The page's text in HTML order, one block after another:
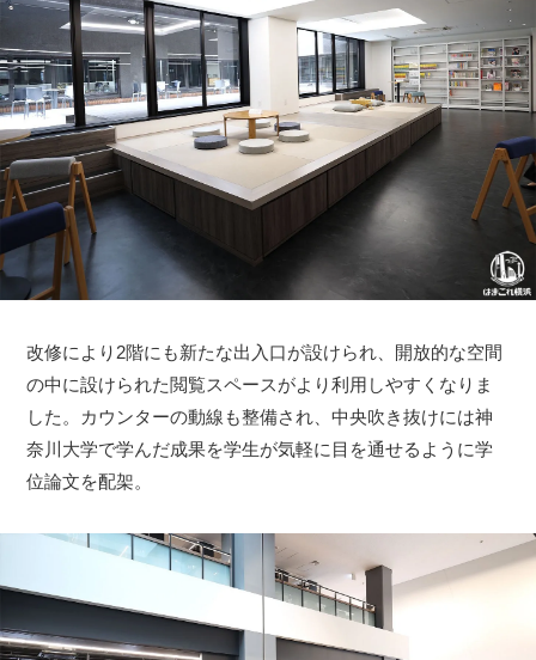
改修により2階にも新たな出入口が設けられ、開放的な空間
の中に設けられた閲覧スペースがより利用しやすくなりま
した。カウンターの動線も整備され、中央吹き抜けには神
奈川大学で学んだ成果を学生が気軽に目を通せるように学
位論文を配架。